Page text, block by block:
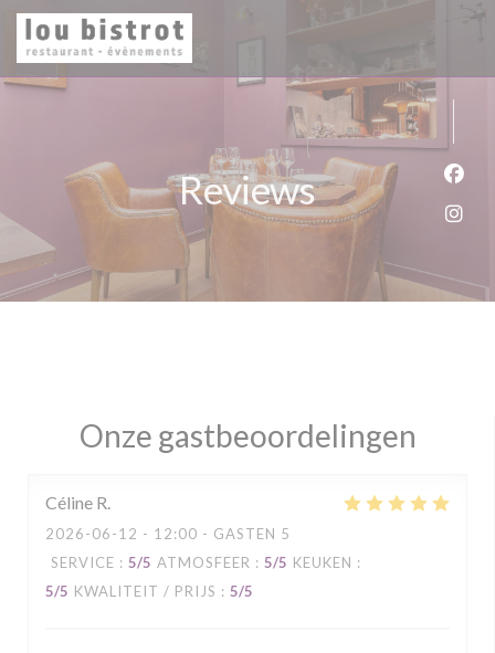
Cookies beheer paneel
Reviews
Onze gastbeoordelingen
Céline R
2026-06-12 - 12:00 - GASTEN 5
SERVICE : 5/5 ATMOSFEER : 5/5 KEUKEN :
5/5 KWALITEIT / PRIJS : 5/5